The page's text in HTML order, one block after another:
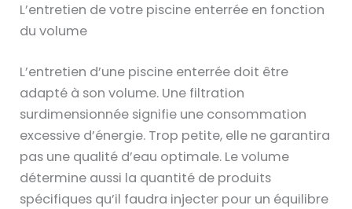
L’entretien de votre piscine enterrée en fonction
du volume
L’entretien d’une piscine enterrée doit être
adapté à son volume. Une filtration
surdimensionnée signifie une consommation
excessive d’énergie. Trop petite, elle ne garantira
pas une qualité d’eau optimale. Le volume
détermine aussi la quantité de produits
spécifiques qu’il faudra injecter pour un équilibre